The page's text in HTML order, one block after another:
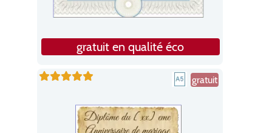
gratuit en qualité éco
gratuit